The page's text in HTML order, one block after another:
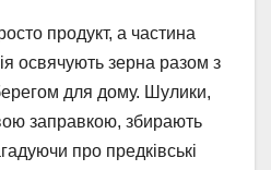
продукт, а частина
освячують зерна разом з
для дому. Шулики,
заправкою, збирають
про предківські